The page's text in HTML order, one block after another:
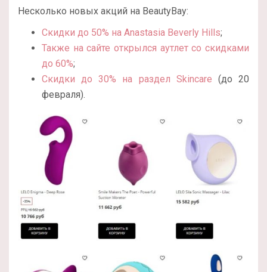
Несколько новых акций на BeautyBay:
Скидки до 50% на Anastasia Beverly Hills;
Также на сайте открылся аутлет со скидками
до 60%;
Скидки до 30% на раздел Skincare (до 20
февраля).